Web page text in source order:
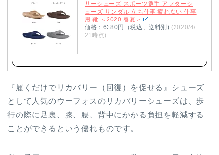
リーシューズ スポーツ選手 アフターシ
ューズ サンダル 立ち仕事 疲れない 仕事
用 靴 ＜2020 春夏＞
価格：6380円（税込、送料別) (2020/4/
21時点)
『履くだけでリカバリー（回復）を促せる』シューズ
として人気のウーフォスのリカバリーシューズは、歩
行の際に足裏、膝、腰、背中にかかる負担を軽減する
ことができるという優れものです。